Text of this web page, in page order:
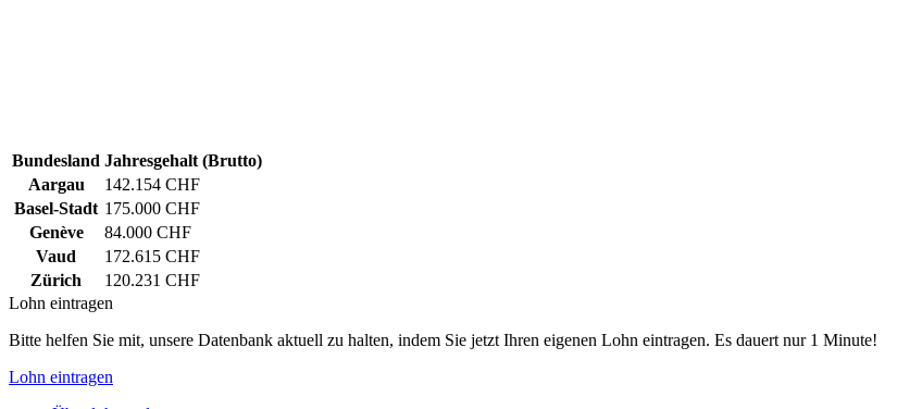
Bundesland Jahresgehalt (Brutto)
Aargau
142.154 CHF
Basel-Stadt 175.000 CHF
Genève
84.000 CHF
Vaud
172.615 CHF
Zürich
120.231 CHF
Lohn eintragen
Bitte helfen Sie mit, unsere Datenbank aktuell zu halten, indem Sie jetzt Ihren eigenen Lohn eintragen. Es dauert nur 1 Minute!
Lohn eintragen